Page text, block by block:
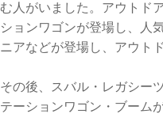
む人がいました。アウトド
ションワゴンが登場し、人
ニアなどが登場し、アウト
その後、スバル・レガシー
テーションワゴン・ブーム